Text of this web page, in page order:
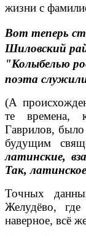
жизни с
Вот теперь
Шиловский
"Колыбелью
поэта
(А
те времена,
Гаврилов,
будущим
латинские,
Так,
Точных
Желудёво,
наверное, всё